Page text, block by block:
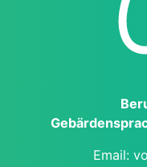
Email: